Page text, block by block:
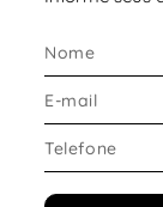
Caimento
Design
Indicada para
para treino